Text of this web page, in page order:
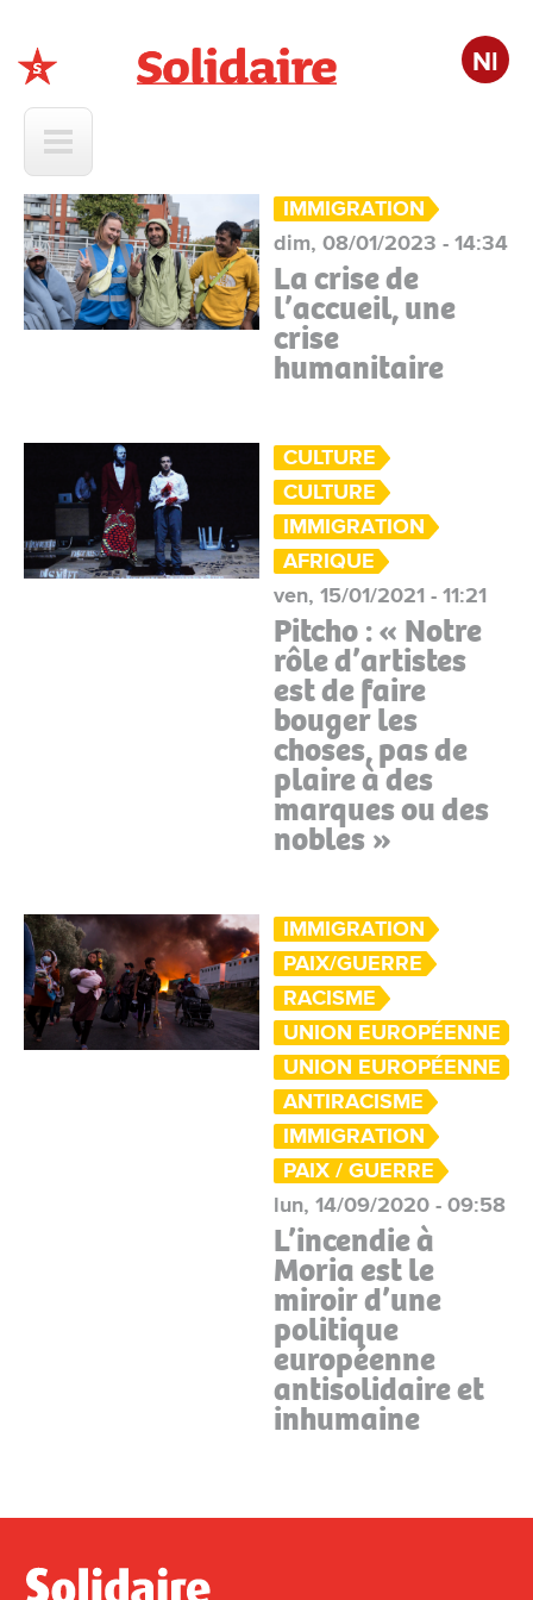
Nl
IMMIGRATION
dim, 08/01/2023 - 14:34
La crise de
l’accueil, une
crise
humanitaire
CULTURE
CULTURE
IMMIGRATION
AFRIQUE
ven, 15/01/2021 - 11:21
Pitcho : « Notre
rôle d’artistes
est de faire
bouger les
choses, pas de
plaire à des
marques ou des
nobles »
IMMIGRATION
PAIX/GUERRE
RACISME
UNION EUROPÉENNE
UNION EUROPÉENNE
ANTIRACISME
IMMIGRATION
PAIX / GUERRE
lun, 14/09/2020 - 09:58
L’incendie à
Moria est le
miroir d’une
politique
européenne
antisolidaire et
inhumaine